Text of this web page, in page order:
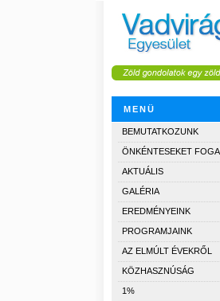
MENÜ
BEMUTATKOZUNK
ÖNKÉNTESEKET
AKTUÁLIS
GALÉRIA
EREDMÉNYEINK
PROGRAMJAINK
AZ ELMÚLT ÉVEKRŐL
KÖZHASZNÚSÁG
1%